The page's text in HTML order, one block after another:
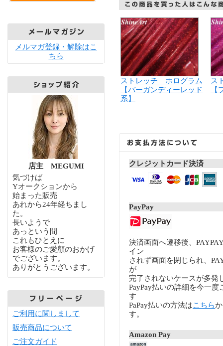
メルマガ登録・解除はこ
ちら
店主 MEGUMI
気づけば
Yオークションから
始まった販売
あれから24年経ちまし
た。
長いようで
あっという間
これもひとえに
お客様のご愛顧のおかげ
でございます。
ありがとうございます。
ご利用に関しまして
販売商品について
ご注文ガイド
ストレッチ ホログラム
【バーガンディーレッド
系】
ス
【
クレジットカード決済
PayPay
決済画面へ遷移後、
イン
されず画面を閉じられ、
が
完了されないケースが多発
PayPay払いの詳細を今一度
す
PaPay払いの方法はこちら
す。
Amazon Pay